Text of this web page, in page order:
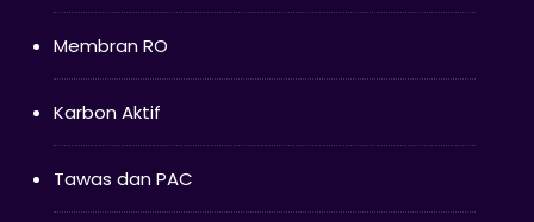
Membran RO
Karbon Aktif
Tawas dan PAC